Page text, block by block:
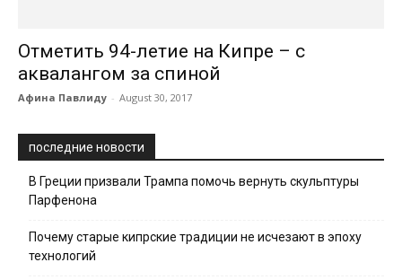
Отметить 94-летие на Кипре – с
аквалангом за спиной
Афина Павлиду - August 30, 2017
последние новости
В Греции призвали Трампа помочь вернуть скульптуры
Парфенона
Почему старые кипрские традиции не исчезают в эпоху
технологий